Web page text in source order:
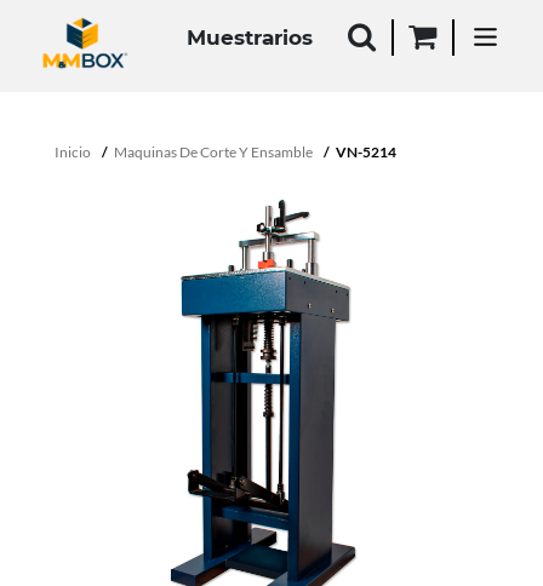
Muestrarios
Inicio Maquinas De Corte Y Ensamble VN-5214